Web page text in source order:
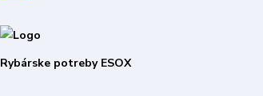
Rybárske potreby ESOX